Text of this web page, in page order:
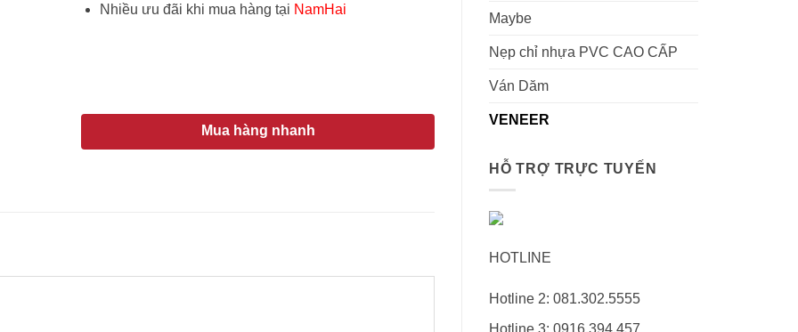
Maybe
Nẹp chỉ nhựa PVC CAO CẤP
Ván Dăm
VENEER
HỖ TRỢ TRỰC TUYẾN
HOTLINE
Hotline 2: 081.302.5555
Nhiều ưu đãi khi mua hàng tại NamHai
Mua hàng nhanh